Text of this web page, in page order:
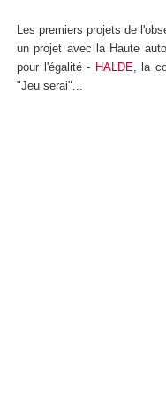
Les premiers projets de
un projet avec la Haute
pour l'égalité - HALDE , la
"Jeu serai"...